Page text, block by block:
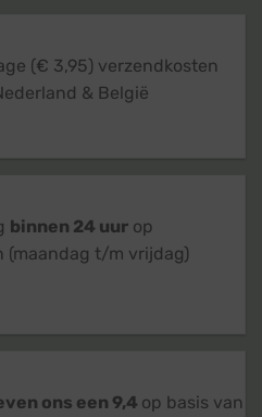
(€ 3,95) verzendkosten
& België
binnen 24 uur op
(maandag t/m vrijdag)
ons een 9,4 op basis van